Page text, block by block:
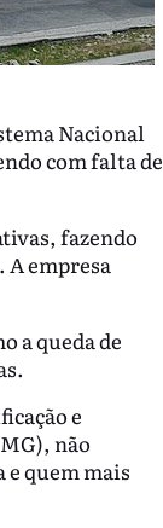
Nacional
com falta de
fazendo
A empresa
a queda de
e
não
quem mais